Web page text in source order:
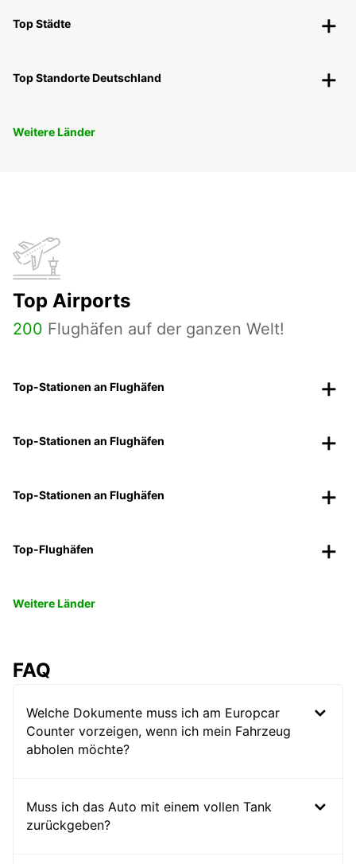
Top Städte
Top Standorte Deutschland
Weitere Länder
Top Airports
200 Flughäfen auf der ganzen Welt!
Top-Stationen an Flughäfen
Top-Stationen an Flughäfen
Top-Stationen an Flughäfen
Top-Flughäfen
Weitere Länder
FAQ
Welche Dokumente muss ich am Europcar
Counter vorzeigen, wenn ich mein Fahrzeug
abholen möchte?
Muss ich das Auto mit einem vollen Tank
zurückgeben?